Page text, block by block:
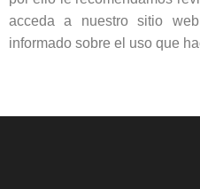
acceda a nuestro sitio
informado sobre el uso que